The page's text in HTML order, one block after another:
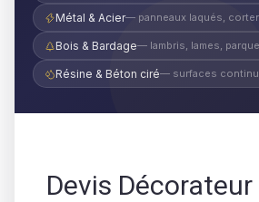
Métal & Acier— panneaux laqués,
Bois & Bardage— lambris, lames,
Résine & Béton ciré— surfaces
Devis Décorateur